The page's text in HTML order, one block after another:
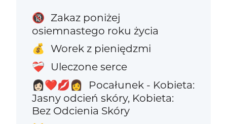
🔞 Zakaz poniżej
osiemnastego roku życia
💰 Worek z pieniędzmi
❤️‍🩹 Uleczone serce
👩🏻‍❤️‍💋‍👩
Pocałunek - Kobieta:
Jasny odcień skóry, Kobieta:
Bez Odcienia Skóry